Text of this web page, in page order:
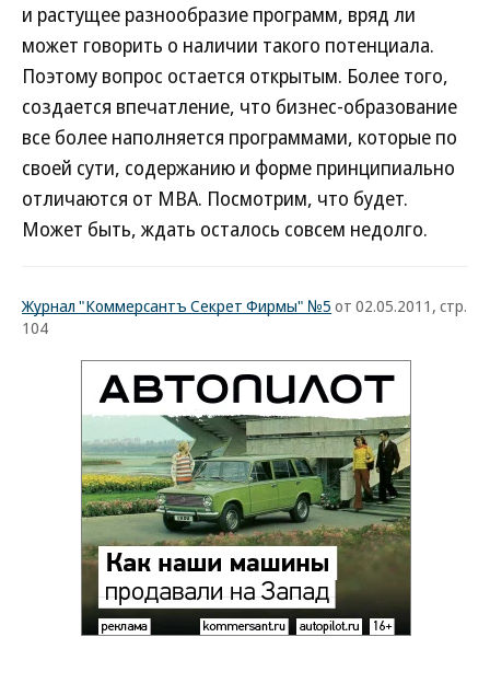
и растущее разнообразие программ, вряд ли
может говорить о наличии такого потенциала.
Поэтому вопрос остается открытым. Более того,
создается впечатление, что бизнес-образование
все более наполняется программами, которые по
своей сути, содержанию и форме принципиально
отличаются от МВА. Посмотрим, что будет.
Может быть, ждать осталось совсем недолго.
Журнал "Коммерсантъ Секрет Фирмы" №5 от 02.05.2011, стр.
104